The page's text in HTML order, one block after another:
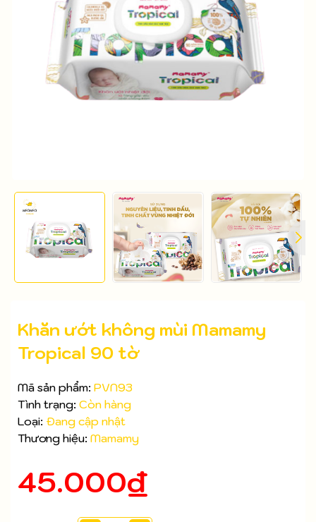
Khăn ướt không mùi Mamamy
Tropical 90 tờ
Mã sản phẩm: PVN93
Tình trạng: Còn hàng
Loại: Đang cập nhật
Thương hiệu: Mamamy
45.000₫
Mã giảm giá:
Điều kiện: